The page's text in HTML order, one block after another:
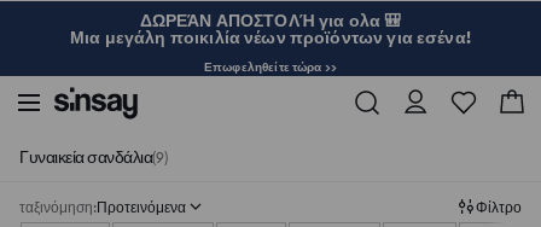
ΔΩΡΕΆΝ ΑΠΟΣΤΟΛΉ για ολα 🎒
Μια μεγάλη ποικιλία νέων προϊόντων για εσένα!
Επωφεληθείτε τώρα >>
Γυναικεία σανδάλια(9)
ταξινόμηση:Προτεινόμενα
Φίλτρο